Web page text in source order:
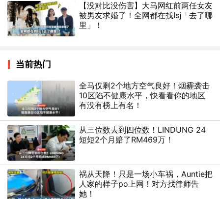
【没对比没伤害】大马网红前两任女友
被男友求婚了！全网都在找lsj「去了哪
里」！
当前热门
全马仅剩2个地方空气良好！烟霾袭击
10区陷不健康水平，快看看你的地区
有没有榜上有名！
从三位数去到四位数！LINDUNG 24
短短2个月赔了RM469万！
祸从天降！只是一场小车祸，Auntie把
人家的样子po上网！对方找律师告
她！